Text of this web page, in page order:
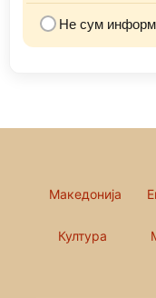
Не сум
Македонија
Култура